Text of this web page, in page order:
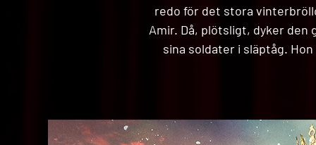
redo för det stora
Amir. Då, plötsligt, dyker den
sina soldater i släptåg.